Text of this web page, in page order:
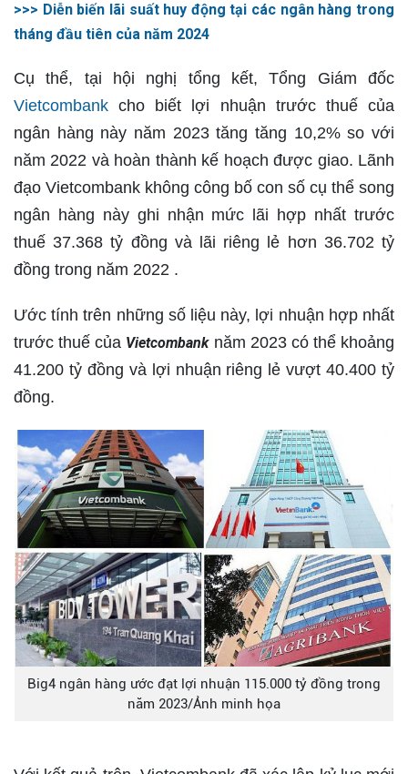
>>> Diễn biến lãi suất huy động tại các ngân hàng trong
tháng đầu tiên của năm 2024
Cụ thể, tại hội nghị tổng kết, Tổng Giám đốc
Vietcombank cho biết lợi nhuận trước thuế của
ngân hàng này năm 2023 tăng tăng 10,2% so với
năm 2022 và hoàn thành kế hoạch được giao. Lãnh
đạo Vietcombank không công bố con số cụ thể song
ngân hàng này ghi nhận mức lãi hợp nhất trước
thuế 37.368 tỷ đồng và lãi riêng lẻ hơn 36.702 tỷ
đồng trong năm 2022 .
Ước tính trên những số liệu này, lợi nhuận hợp nhất
trước thuế của Vietcombanknăm 2023 có thể khoảng
41.200 tỷ đồng và lợi nhuận riêng lẻ vượt 40.400 tỷ
đồng.
Big4 ngân hàng ước đạt lợi nhuận 115.000 tỷ đồng trong
năm 2023/Ảnh minh họa